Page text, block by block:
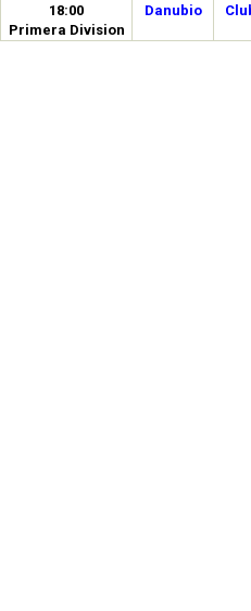
18:00
Primera Division
Danubio